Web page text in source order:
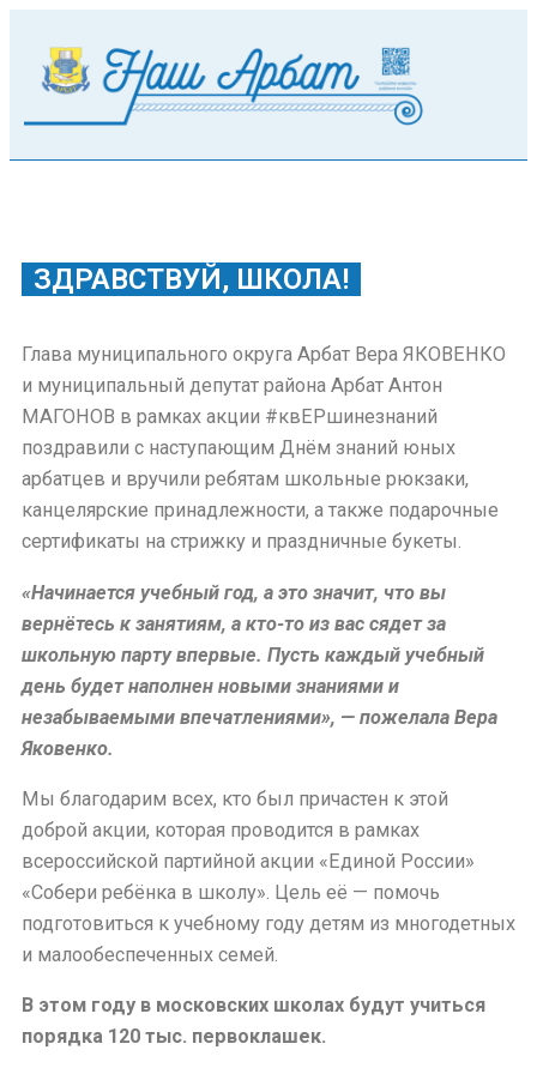
ЗДРАВСТВУЙ, ШКОЛА!
Глава муниципального округа Арбат Вера ЯКОВЕНКО
и муниципальный депутат района Арбат Антон
МАГОНОВ в рамках акции #квЕРшинезнаний
поздравили с наступающим Днём знаний юных
арбатцев и вручили ребятам школьные рюкзаки,
канцелярские принадлежности, а также подарочные
сертификаты на стрижку и праздничные букеты.
«Начинается учебный год, а это значит, что вы
вернётесь к занятиям, а кто-то из вас сядет за
школьную парту впервые. Пусть каждый учебный
день будет наполнен новыми знаниями и
незабываемыми впечатлениями», — пожелала Вера
Яковенко.
Мы благодарим всех, кто был причастен к этой
доброй акции, которая проводится в рамках
всероссийской партийной акции «Единой России»
«Собери ребёнка в школу». Цель её — помочь
подготовиться к учебному году детям из многодетных
и малообеспеченных семей.
В этом году в московских школах будут учиться
порядка 120 тыс. первоклашек.